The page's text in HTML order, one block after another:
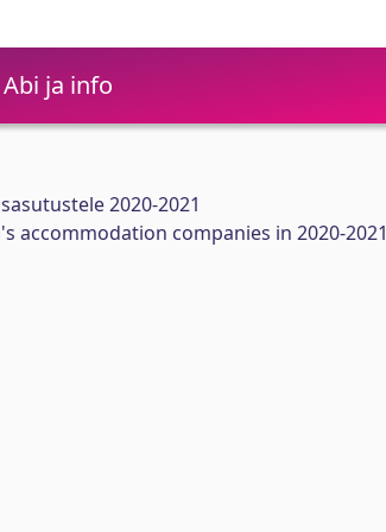
Abi ja info
2020-2021
accommodation companies in 2020-2021